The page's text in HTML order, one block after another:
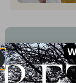
DE PODCAST VOOR
CHANGEMAKERS